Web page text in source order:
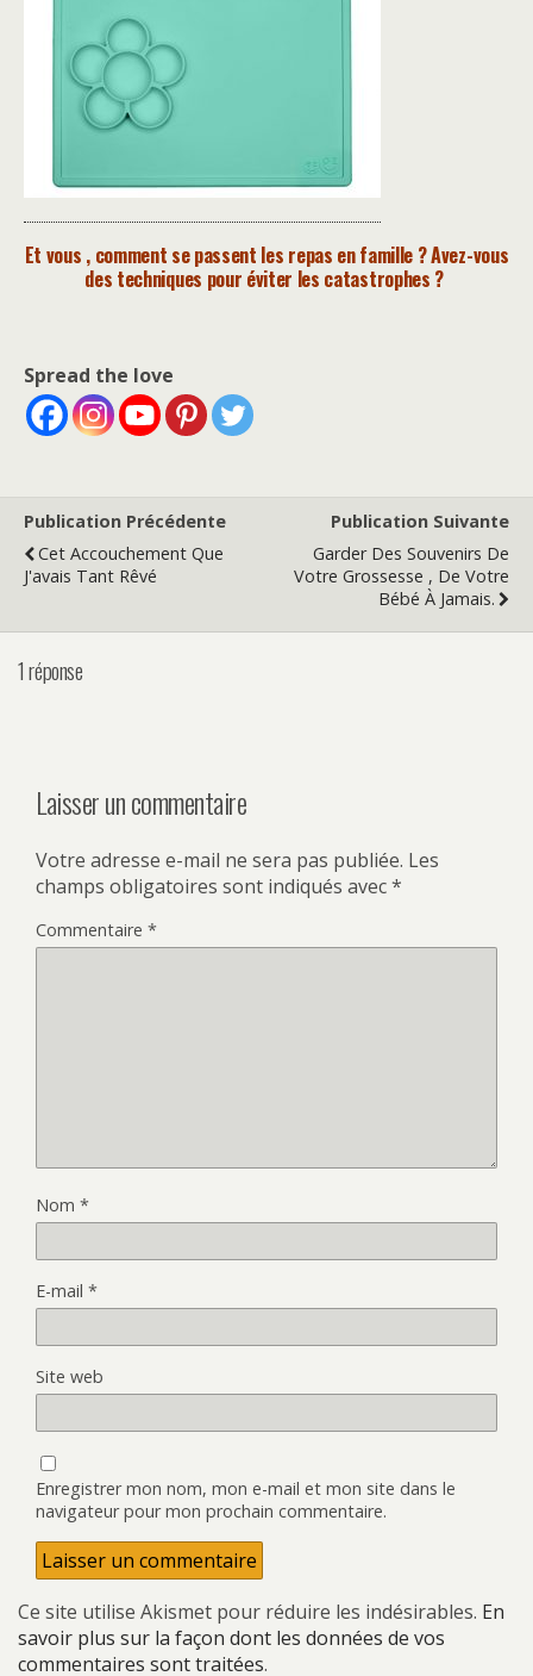
Et vous , comment se passent les repas en famille ? Avez-vous
des techniques pour éviter les catastrophes ?
Spread the love
Publication Précédente
Cet Accouchement Que
J'avais Tant Rêvé
Publication Suivante
Garder Des Souvenirs De
Votre Grossesse , De Votre
Bébé À Jamais.
1 réponse
Laisser un commentaire
Votre adresse e-mail ne sera pas publiée. Les
champs obligatoires sont indiqués avec*
Commentaire *
Nom *
E-mail *
Site web
Enregistrer mon nom, mon e-mail et mon site dans le
navigateur pour mon prochain commentaire.
Ce site utilise Akismet pour réduire les indésirables. En
savoir plus sur la façon dont les données de vos
commentaires sont traitées.